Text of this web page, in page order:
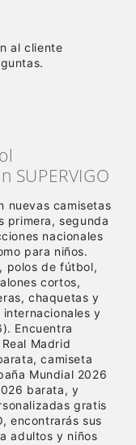
al cliente
SUPERVIGO
nuevas camisetas
primera, segunda
nacionales
para niños.
polos de fútbol,
cortos,
chaquetas y
y
Encuentra
Madrid
camiseta
Mundial 2026
barata, y
gratis
encontrarás sus
adultos y niños